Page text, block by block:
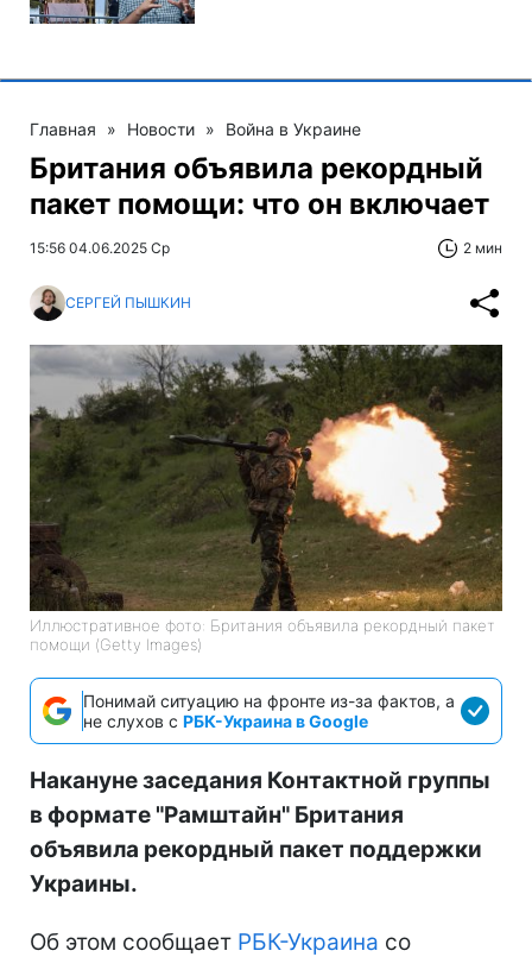
Главная » Новости » Война в Украине
Британия объявила рекордный
пакет помощи: что он включает
15:56 04.06.2025 Ср 2 мин
СЕРГЕЙ ПЫШКИН
Иллюстративное фото: Британия объявила рекордный пакет
помощи (Getty Images)
Понимай ситуацию на фронте из-за фактов, а
не слухов с РБК-Украина в Google
Накануне заседания Контактной группы
в формате "Рамштайн" Британия
объявила рекордный пакет поддержки
Украины.
Об этом сообщает РБК-Украина со